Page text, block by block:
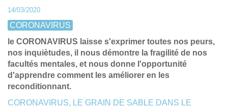
14/03/2020
CORONAVIRUS
le CORONAVIRUS laisse s'exprimer toutes nos peurs,
nos inquiètudes, il nous démontre la fragilité de nos
facultés mentales, et nous donne l'opportunité
d'apprendre comment les améliorer en les
reconditionnant.
CORONAVIRUS, LE GRAIN DE SABLE DANS LE